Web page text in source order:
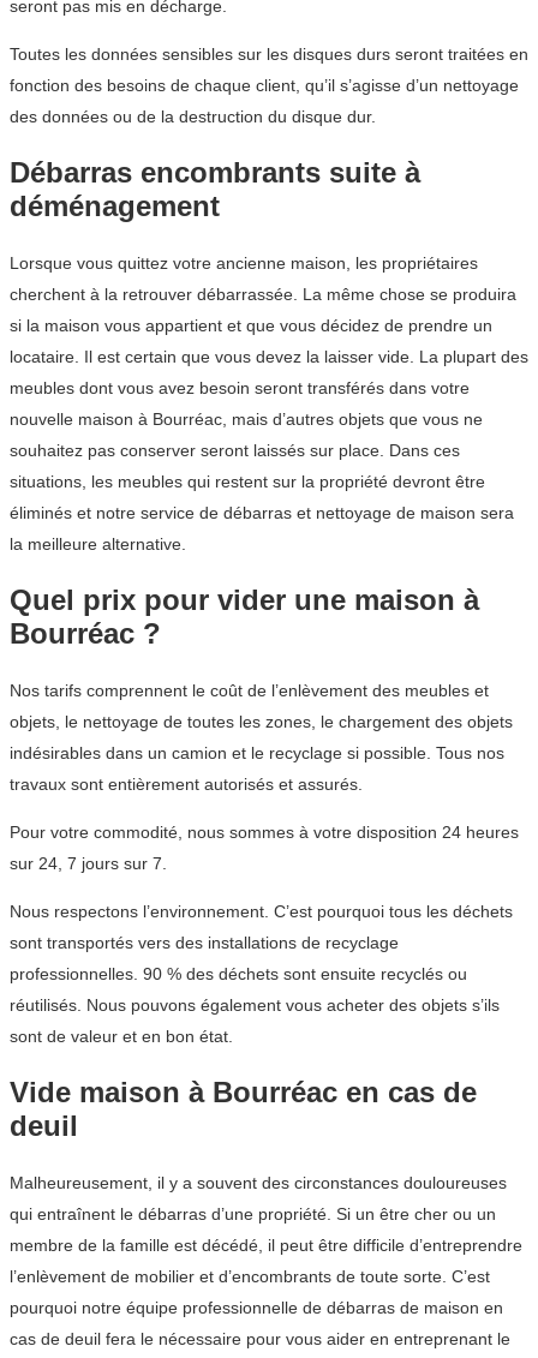
seront pas mis en décharge.
Toutes les données sensibles sur les disques durs seront traitées en
fonction des besoins de chaque client, qu’il s’agisse d’un nettoyage
des données ou de la destruction du disque dur.
Débarras encombrants suite à
déménagement
Lorsque vous quittez votre ancienne maison, les propriétaires
cherchent à la retrouver débarrassée. La même chose se produira
si la maison vous appartient et que vous décidez de prendre un
locataire. Il est certain que vous devez la laisser vide. La plupart des
meubles dont vous avez besoin seront transférés dans votre
nouvelle maison à Bourréac, mais d’autres objets que vous ne
souhaitez pas conserver seront laissés sur place. Dans ces
situations, les meubles qui restent sur la propriété devront être
éliminés et notre service de débarras et nettoyage de maison sera
la meilleure alternative.
Quel prix pour vider une maison à
Bourréac ?
Nos tarifs comprennent le coût de l’enlèvement des meubles et
objets, le nettoyage de toutes les zones, le chargement des objets
indésirables dans un camion et le recyclage si possible. Tous nos
travaux sont entièrement autorisés et assurés.
Pour votre commodité, nous sommes à votre disposition 24 heures
sur 24, 7 jours sur 7.
Nous respectons l’environnement. C’est pourquoi tous les déchets
sont transportés vers des installations de recyclage
professionnelles. 90 % des déchets sont ensuite recyclés ou
réutilisés. Nous pouvons également vous acheter des objets s’ils
sont de valeur et en bon état.
Vide maison à Bourréac en cas de
deuil
Malheureusement, il y a souvent des circonstances douloureuses
qui entraînent le débarras d’une propriété. Si un être cher ou un
membre de la famille est décédé, il peut être difficile d’entreprendre
l’enlèvement de mobilier et d’encombrants de toute sorte. C’est
pourquoi notre équipe professionnelle de débarras de maison en
cas de deuil fera le nécessaire pour vous aider en entreprenant le